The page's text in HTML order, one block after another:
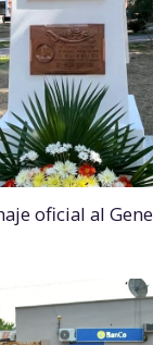
oficial al